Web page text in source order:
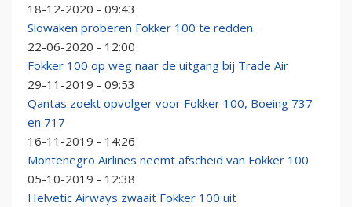
18-12-2020 - 09:43
Slowaken proberen Fokker 100 te redden
22-06-2020 - 12:00
Fokker 100 op weg naar de uitgang bij Trade Air
29-11-2019 - 09:53
Qantas zoekt opvolger voor Fokker 100, Boeing 737
en 717
16-11-2019 - 14:26
Montenegro Airlines neemt afscheid van Fokker 100
05-10-2019 - 12:38
Helvetic Airways zwaait Fokker 100 uit